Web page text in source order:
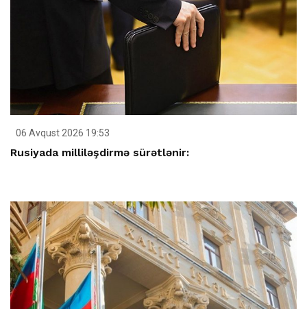
06 Avqust 2026 19:53
Rusiyada milliləşdirmə sürətlənir: